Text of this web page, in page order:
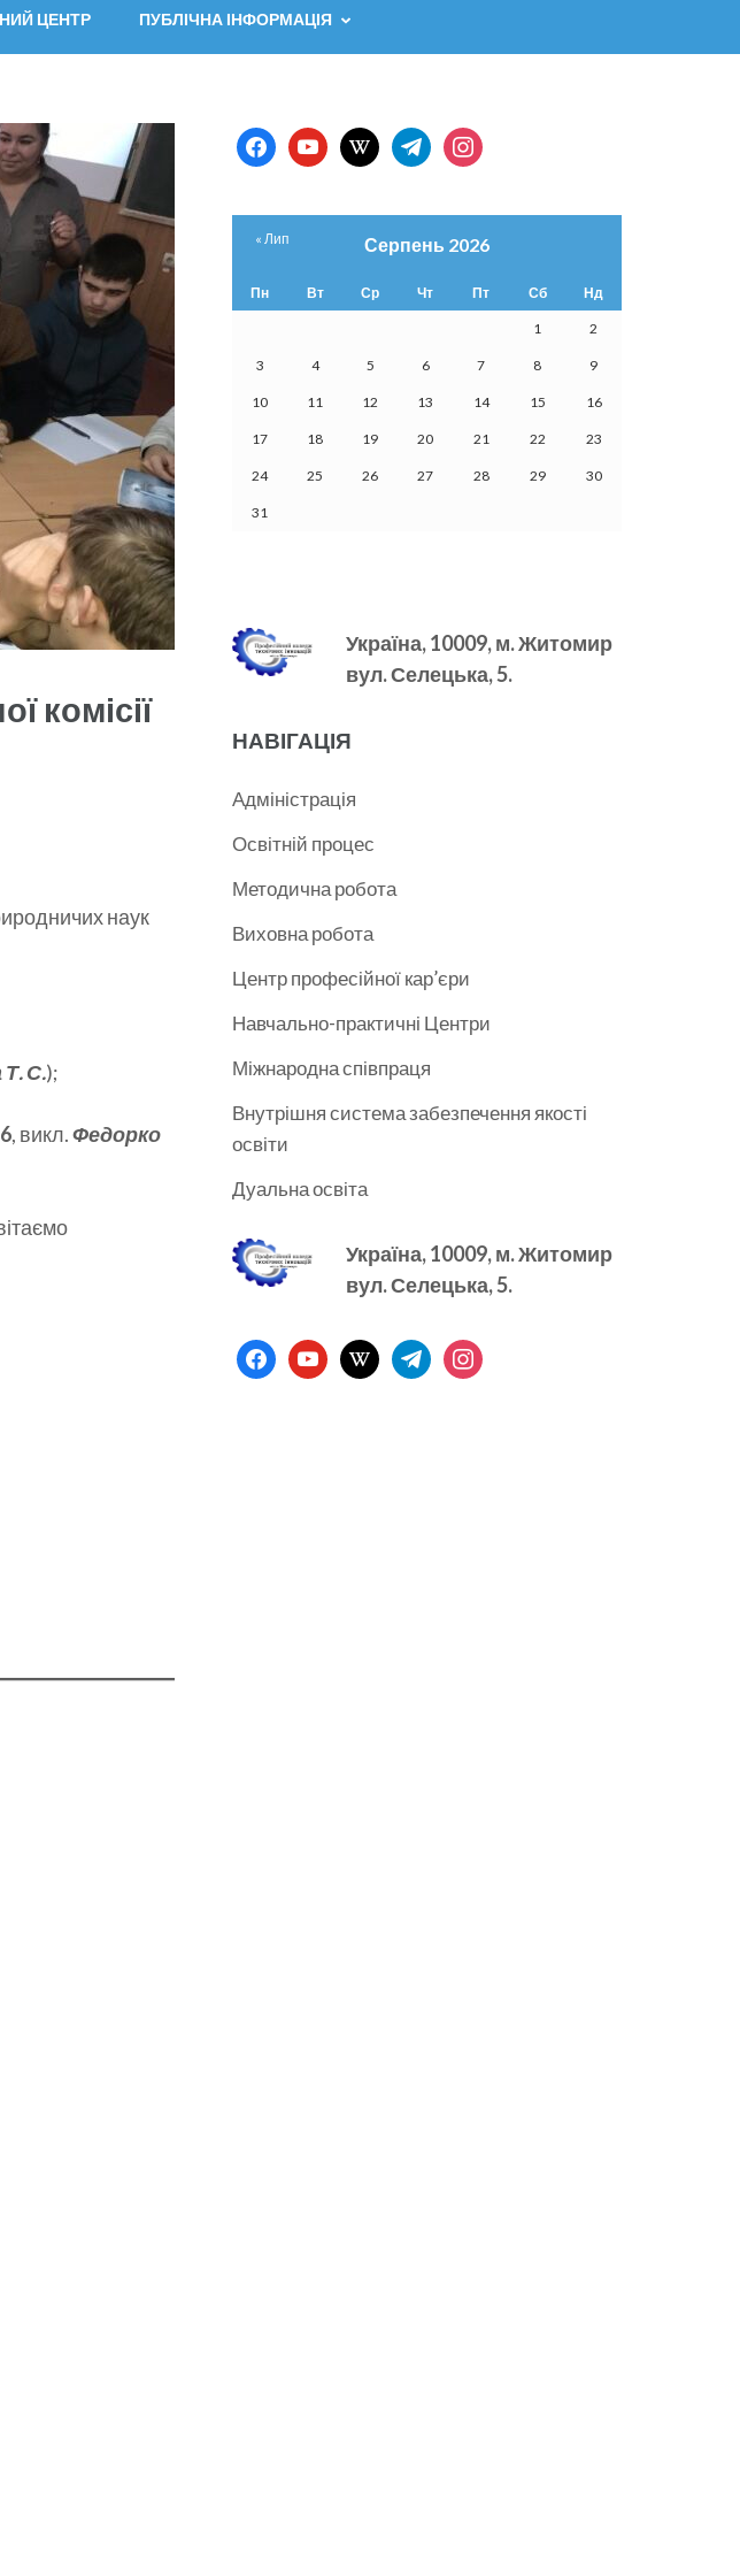
ЦЕНТР ПУБЛІЧНА ІНФОРМАЦІЯ
комісії
наук
Т. С.);
, викл.Федорко
facebookyoutubewikipediatelegraminstagram
Серпень 2026
Пн Вт Ср Чт Пт Сб Нд
1 2
3 4 5 6 7 8 9
10 11 12 13 14 15 16
17 18 19 20 21 22 23
24 25 26 27 28 29 30
31
« Лип
Україна, 10009, м.Житомир
вул. Селецька, 5.
НАВІГАЦІЯ
Адміністрація
Освітній процес
Методична робота
Виховна робота
Центр професійної кар’єри
Навчально-практичні Центри
Міжнародна співпраця
Внутрішня система забезпечення якості
освіти
Дуальна освіта
Україна, 10009, м.Житомир
вул. Селецька, 5.
facebookyoutubewikipediatelegraminstagram